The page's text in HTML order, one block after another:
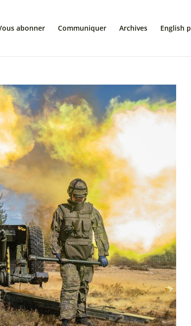
abonner Communiquer Archives English